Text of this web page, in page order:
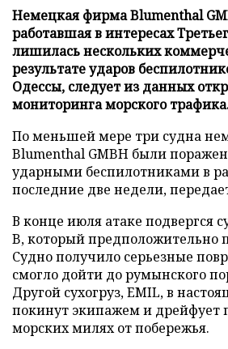
Немецкая фирма Blumenthal
работавшая в интересах
лишилась нескольких
результате ударов
Одессы, следует из данных
мониторинга морского
По меньшей мере три судна
Blumenthal GMBH были
ударными беспилотниками в
последние две недели,
В конце июля атаке подвергся
B, который предположительно
Судно получило серьезные
смогло дойти до румынского
Другой сухогруз, EMIL, в
покинут экипажем и дрейфует
морских милях от побережья.